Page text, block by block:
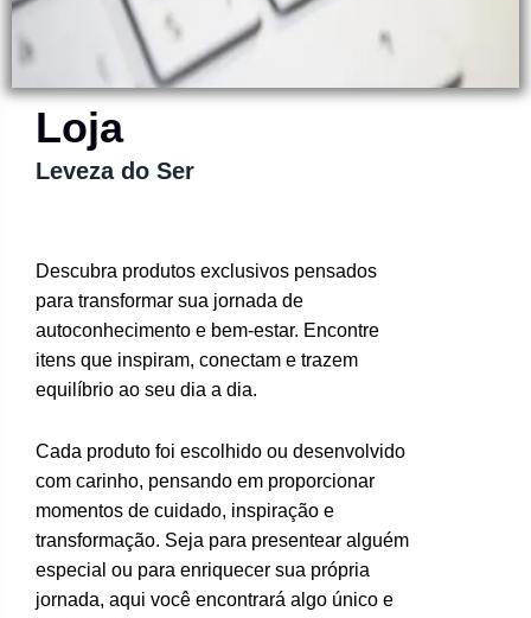
Loja
Leveza do Ser
Descubra produtos exclusivos pensados
para transformar sua jornada de
autoconhecimento e bem-estar. Encontre
itens que inspiram, conectam e trazem
equilíbrio ao seu dia a dia.
Cada produto foi escolhido ou desenvolvido
com carinho, pensando em proporcionar
momentos de cuidado, inspiração e
transformação. Seja para presentear alguém
especial ou para enriquecer sua própria
jornada, aqui você encontrará algo único e